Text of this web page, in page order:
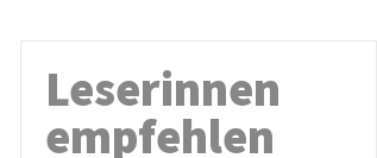
Leserinnen
empfehlen